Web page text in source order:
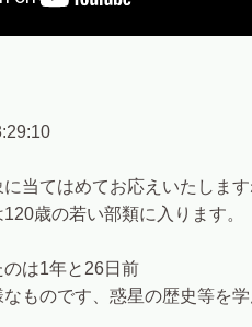
当てはめてお応えいたします
歳の若い部類に入ります。
は1年と26日前
ものです、惑星の歴史等を学